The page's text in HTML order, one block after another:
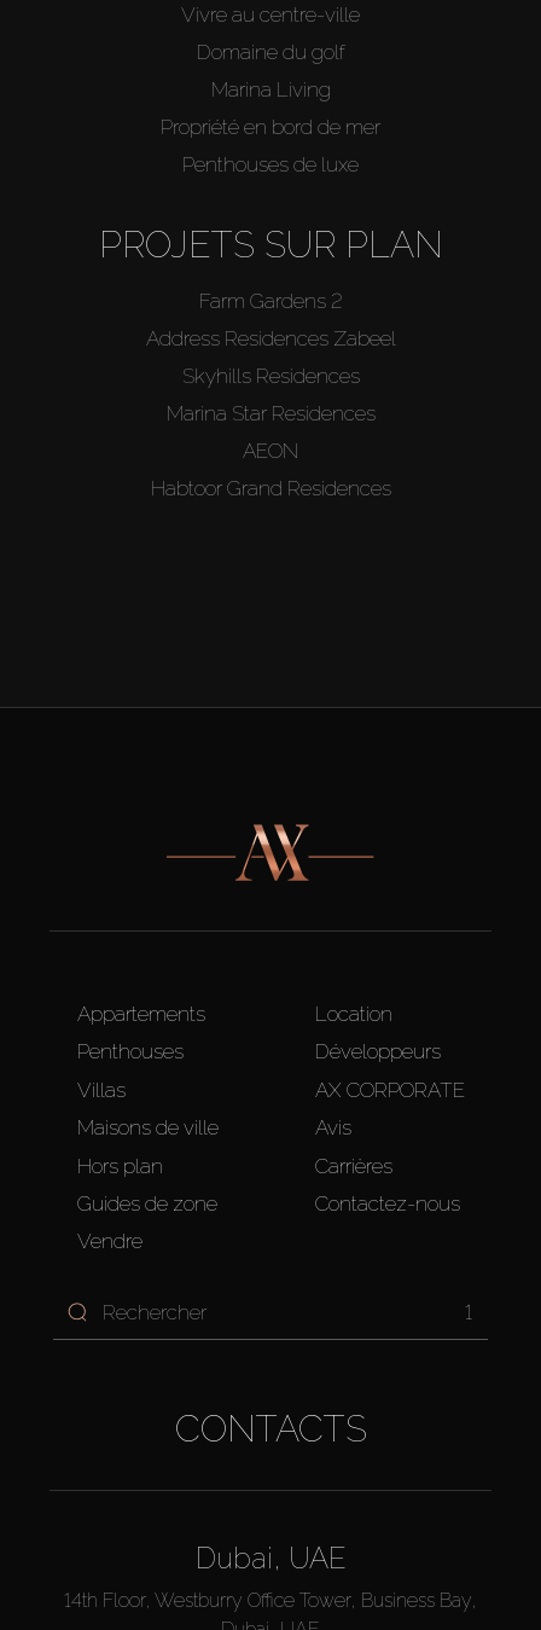
Vivre au centre-ville
Domaine du golf
Marina Living
Propriété en bord de mer
Penthouses de luxe
PROJETS SUR PLAN
Farm Gardens 2
Address Residences Zabeel
Skyhills Residences
Marina Star Residences
AEON
Habtoor Grand Residences
Appartements
Penthouses
Villas
Maisons de ville
Hors plan
Guides de zone
Vendre
Location
Développeurs
AX CORPORATE
Avis
Carrières
Contactez-nous
1
CONTACTS
Dubai, UAE
14th Floor, Westburry Office Tower, Business Bay,